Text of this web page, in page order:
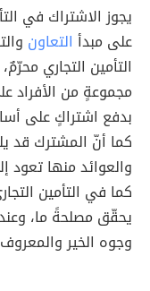
يجوز الاشتراك في
على مبدأ التعاون
التأمين التجاري
مجموعةٍ من الأفراد
بدفع اشتراكٍ على
كما أنّ المشترك قد
والعوائد منها تعود
كما في التأمين
يحقّق مصلحةً ما،
وجوه الخير